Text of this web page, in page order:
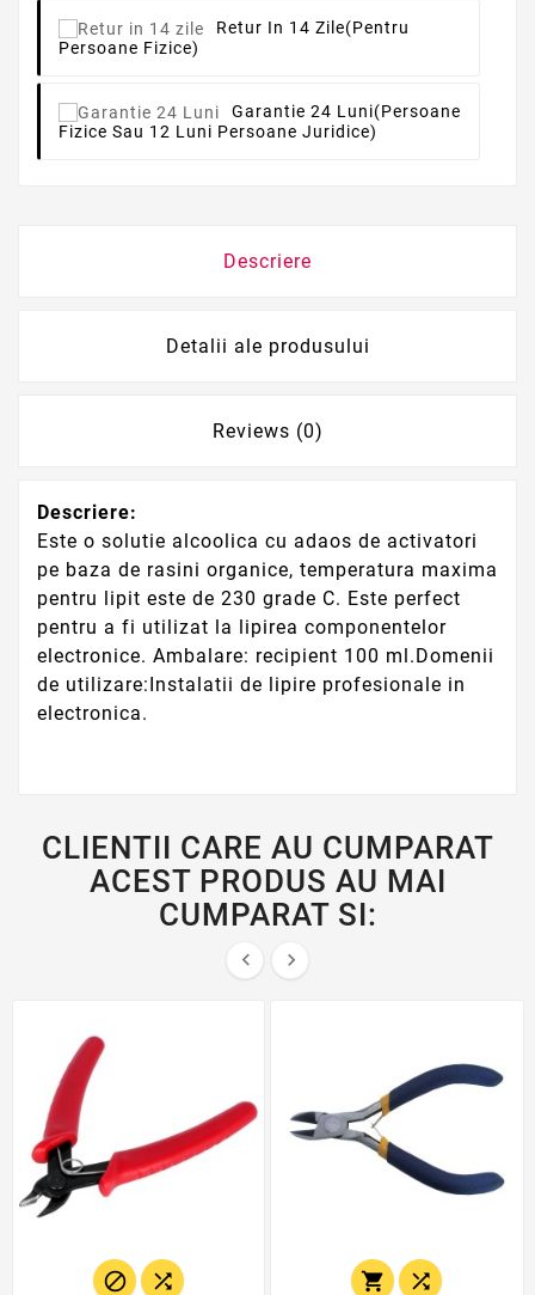
Retur In 14 Zile(pentru
Persoane Fizice)
Garantie 24 Luni(persoane
Fizice Sau 12 Luni Persoane Juridice)
Descriere
Detalii ale produsului
Reviews (0)
Descriere:
Este o solutie alcoolica cu adaos de activatori
pe baza de rasini organice, temperatura maxima
pentru lipit este de 230 grade C. Este perfect
pentru a fi utilizat la lipirea componentelor
electronice. Ambalare: recipient 100 ml.Domenii
de utilizare:Instalatii de lipire profesionale in
electronica.
CLIENTII CARE AU CUMPARAT
ACEST PRODUS AU MAI
CUMPARAT SI:
 
   